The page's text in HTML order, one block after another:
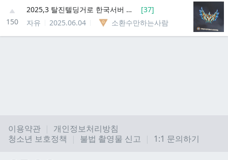
150
2025,3 탈진텔딩거로 한국서버 딩거세계랭킹1.2위 투챌그마 동시 최초 달성 했습니다^ㅡ^ [37]
자유
2025.06.04 소환수만하는사람
이용약관
개인정보처리방침
청소년 보호정책
불법 촬영물 신고 1:1 문의하기